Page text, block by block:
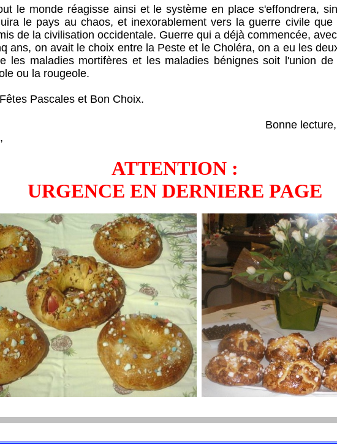
réagisse ainsi et le système en place s'effondrera,
le pays au chaos, et inexorablement vers la guerre civile que
de la civilisation occidentale. Guerre qui a déjà commencée,
on avait le choix entre la Peste et le Choléra, on a eu les
les maladies mortifères et les maladies bénignes soit l'union de
ou la rougeole.
Pascales et Bon Choix.
Bonne
ATTENTION :
URGENCE EN DERNIERE PAGE